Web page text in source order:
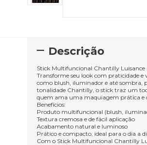
Descrição
Stick Multifuncional Chantilly Luisance
Transforme seu look com praticidade
como blush, iluminador e até sombra,
tonalidade Chantilly, o stick traz um
quem ama uma maquiagem prática e
Benefícios:
Produto multifuncional (blush,
Textura cremosa e de fácil aplicação
Acabamento natural e luminoso
Prático e compacto, ideal para o dia a
Com o Stick Multifuncional Chantilly